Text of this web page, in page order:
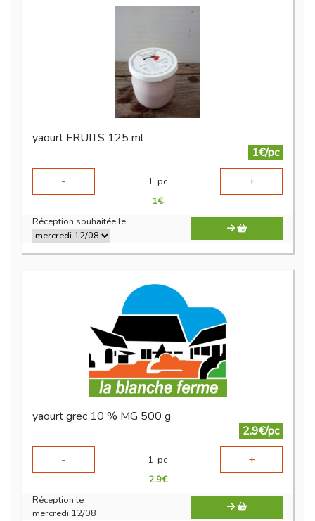
yaourt FRUITS 125 ml
1€/pc
-
1 pc +
1€
Réception souhaitée le
yaourt grec 10 % MG 500 g
2.9€/pc
-
1 pc +
2.9€
Réception le
mercredi 12/08